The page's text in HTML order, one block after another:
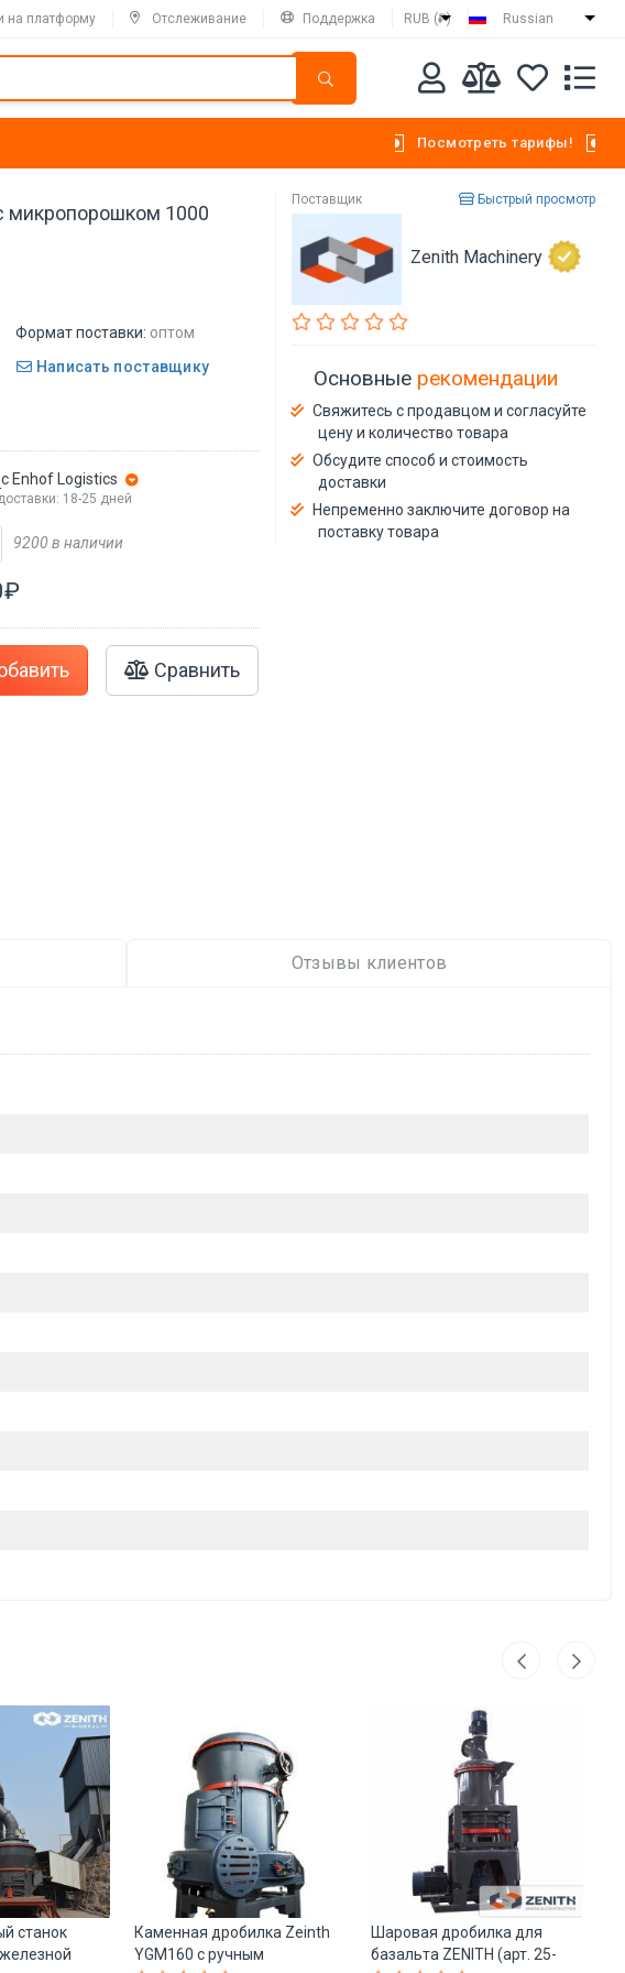
на платформу Отслеживание Поддержка RUB (₽) Russian
Посмотреть тарифы!
микропорошком 1000
Формат поставки: оптом
Написать поставщику
с Enhof Logistics
18-25 дней
9200 в наличии
Сравнить
Поставщик Быстрый просмотр
Zenith Machinery
Основные рекомендации
Свяжитесь с продавцом и согласуйте
цену и количество товара
Обсудите способ и стоимость
доставки
Непременно заключите договор на
поставку товара
Отзывы клиентов
станок
Каменная дробилка Zeinth
YGM160 с ручным
Шаровая дробилка для
базальта ZENITH (арт. 25-